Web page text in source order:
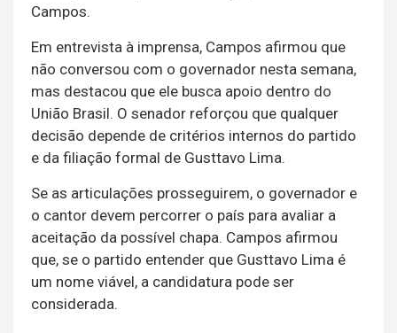
Campos.
Em entrevista à imprensa, Campos afirmou que
não conversou com o governador nesta semana,
mas destacou que ele busca apoio dentro do
União Brasil. O senador reforçou que qualquer
decisão depende de critérios internos do partido
e da filiação formal de Gusttavo Lima.
Se as articulações prosseguirem, o governador e
o cantor devem percorrer o país para avaliar a
aceitação da possível chapa. Campos afirmou
que, se o partido entender que Gusttavo Lima é
um nome viável, a candidatura pode ser
considerada.